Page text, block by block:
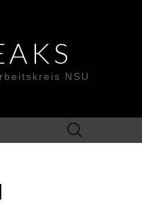
NSU
Suche
nach: